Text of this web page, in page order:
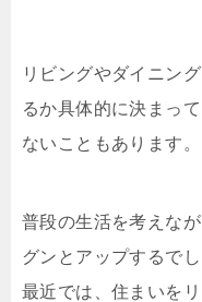
リビングやダイニン
るか具体的に決まっ
ないこともあります。
普段の生活を考えな
グンとアップするでし
最近では、住まいを